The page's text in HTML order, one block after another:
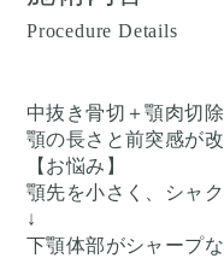
Procedure Details
中抜き骨切＋顎肉切除
顎の長さと前突感が改
【お悩み】
顎先を小さく、シャ
↓
下顎体部がシャープ